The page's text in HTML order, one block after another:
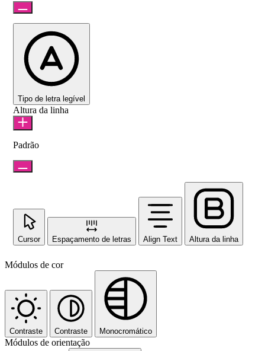
Tipo de letra legível
Altura da linha
Padrão
Cursor Espaçamento de letras Align Text Altura da linha
Módulos de cor
Contraste Contraste Monocromático
Módulos de orientação